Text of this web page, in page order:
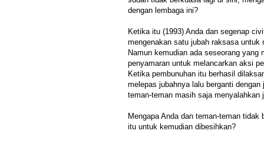
dengan lembaga ini?
Ketika itu (1993) Anda dan segenap
mengenakan satu jubah raksasa untuk
Namun kemudian ada seseorang yang
penyamaran untuk melancarkan aksi
Ketika pembunuhan itu berhasil
melepas jubahnya lalu berganti
teman-teman masih saja menyalahkan
Mengapa Anda dan teman-teman
itu untuk kemudian dibesihkan?